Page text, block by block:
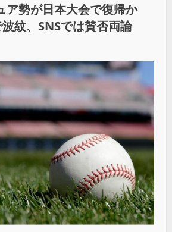
ア勢が日本大会で復帰か
紋、SNSでは賛否両論